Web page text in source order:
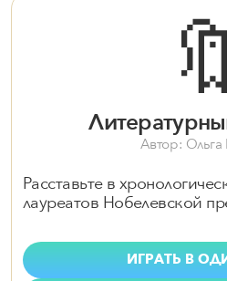
🔖
Автор: Ольга
Расставьте в
лауреатов Нобелевской
ИГРАТЬ В